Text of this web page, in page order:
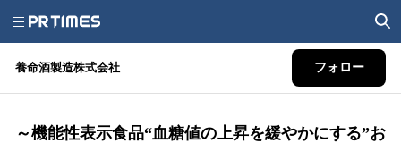
養命酒製造株式会社 フォロー
～機能性表示食品“血糖値の上昇を緩やかにする”お